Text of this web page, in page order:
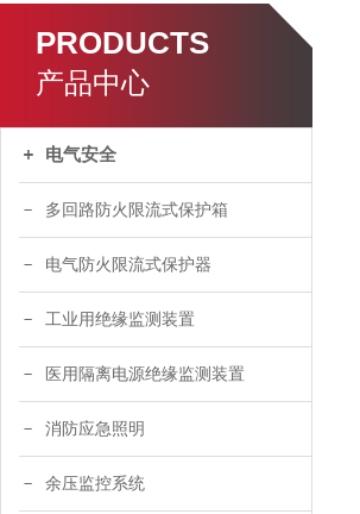
PRODUCTS
产品中心
电气安全
多回路防火限流式保护箱
电气防火限流式保护器
工业用绝缘监测装置
医用隔离电源绝缘监测装置
消防应急照明
余压监控系统